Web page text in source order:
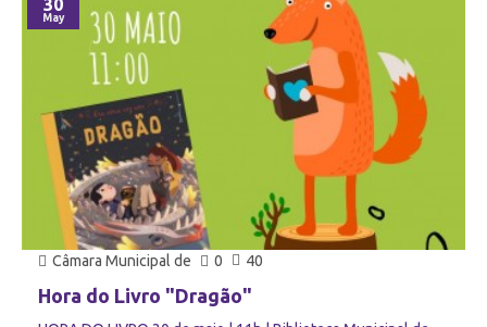
30
May
Câmara Municipal de 0 40
Hora do Livro "Dragão"